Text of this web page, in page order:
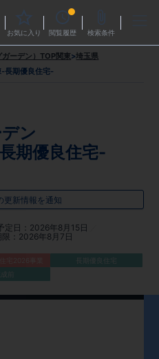
お気に入り 閲覧履歴 検索条件
ーデン）TOP関東>埼玉県
長期優良住宅-
ン
期優良住宅-
更新情報を通知
定日
2026年8月15日
2026年8月7日
長期優良住宅
成前